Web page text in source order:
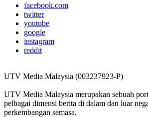
facebook.com
twitter
youtube
google
instagram
reddit
UTV Media Malaysia (003237923-P)
UTV Media Malaysia merupakan sebuah
pelbagai dimensi berita di dalam dan luar
perkembangan semasa.